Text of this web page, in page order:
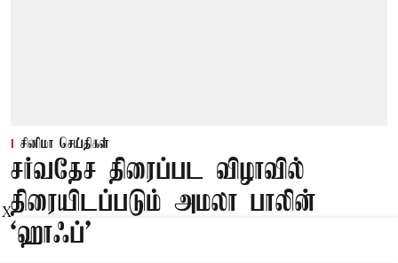
சினிமா செய்திகள்
சர்வதேச திரைப்பட விழாவில்
திரையிடப்படும் அமலா பாலின்
‘ஹாஃப்’
X